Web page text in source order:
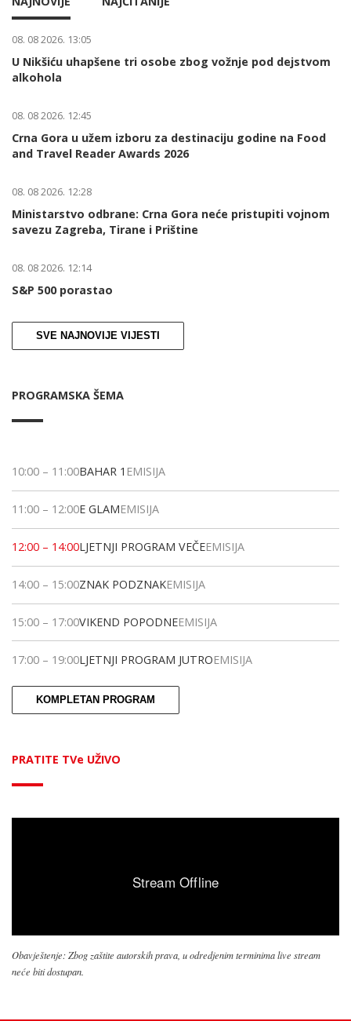
08. 08 2026. 13:05
U Nikšiću uhapšene tri osobe zbog vožnje pod dejstvom
alkohola
08. 08 2026. 12:45
Crna Gora u užem izboru za destinaciju godine na Food
and Travel Reader Awards 2026
08. 08 2026. 12:28
Ministarstvo odbrane: Crna Gora neće pristupiti vojnom
savezu Zagreba, Tirane i Prištine
08. 08 2026. 12:14
S&P 500 porastao
SVE NAJNOVIJE VIJESTI
PROGRAMSKA ŠEMA
10:00 – 11:00BAHAR 1 EMISIJA
11:00 – 12:00E GLAMEMISIJA
12:00 – 14:00LJETNJI PROGRAM VEČEEMISIJA
14:00 – 15:00ZNAK PODZNAKEMISIJA
15:00 – 17:00VIKEND POPODNEEMISIJA
17:00 – 19:00LJETNJI PROGRAM JUTROEMISIJA
KOMPLETAN PROGRAM
PRATITE TVe UŽIVO
Obavještenje: Zbog zaštite autorskih prava, u odredjenim terminima live stream
neće biti dostupan.